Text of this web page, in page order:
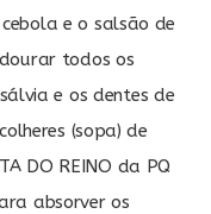
e o salsão de
todos os
e os dentes de
(sopa) de
DO REINO da PQ
absorver os